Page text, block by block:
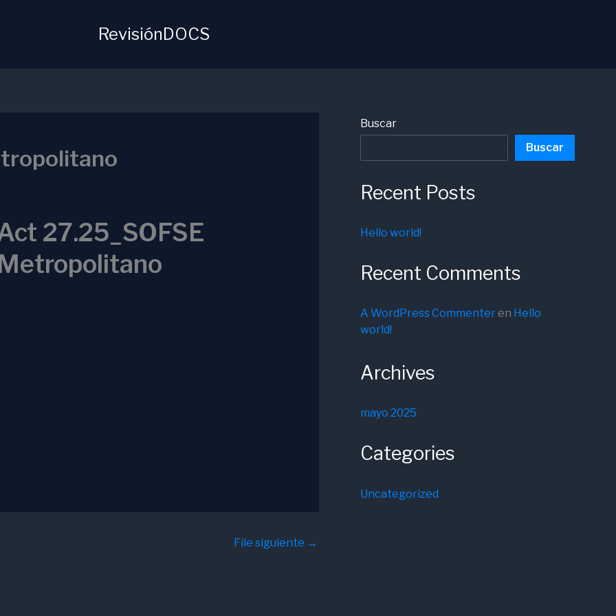
RevisiónDOCS
27.25_SOFSE
File siguiente →
Buscar
Buscar
Recent Posts
Hello world!
Recent Comments
A WordPress Commenteren Hello
world!
Archives
mayo 2025
Categories
Uncategorized